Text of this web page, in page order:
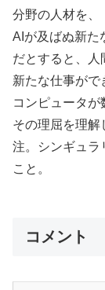
分野の人材を、
AIが及ばぬ新た
だとすると、人
新たな仕事がで
コンピュータが
その理屈を理解
注。シンギュラ
こと。
コメント